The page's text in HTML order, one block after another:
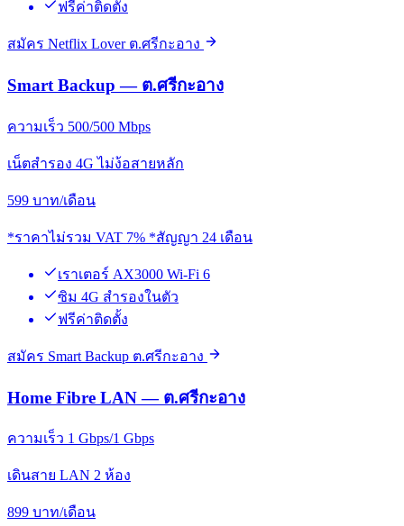
ฟรีค่าติดตั้ง
สมัคร Netflix Lover ต.ศรีกะอาง
Smart Backup — ต.ศรีกะอาง
ความเร็ว 500/500 Mbps
เน็ตสำรอง 4G ไม่ง้อสายหลัก
599 บาท/เดือน
*ราคาไม่รวม VAT 7% *สัญญา 24 เดือน
เราเตอร์ AX3000 Wi-Fi 6
ซิม 4G สำรองในตัว
ฟรีค่าติดตั้ง
สมัคร Smart Backup ต.ศรีกะอาง
Home Fibre LAN — ต.ศรีกะอาง
ความเร็ว 1 Gbps/1 Gbps
เดินสาย LAN 2 ห้อง
899 บาท/เดือน